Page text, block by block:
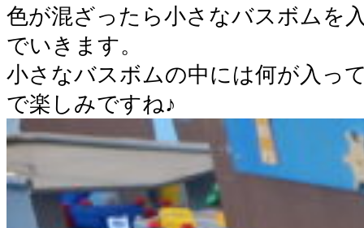
色が混ざったら小さなバスボムを
でいきます。
小さなバスボムの中には何が入っ
で楽しみですね♪